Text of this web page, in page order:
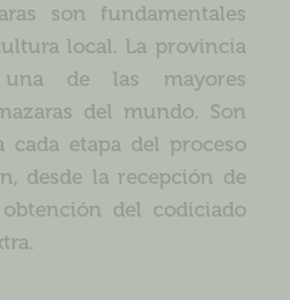
son fundamentales
local. La provincia
de las mayores
del mundo. Son
cada etapa del proceso
desde la recepción de
del codiciado